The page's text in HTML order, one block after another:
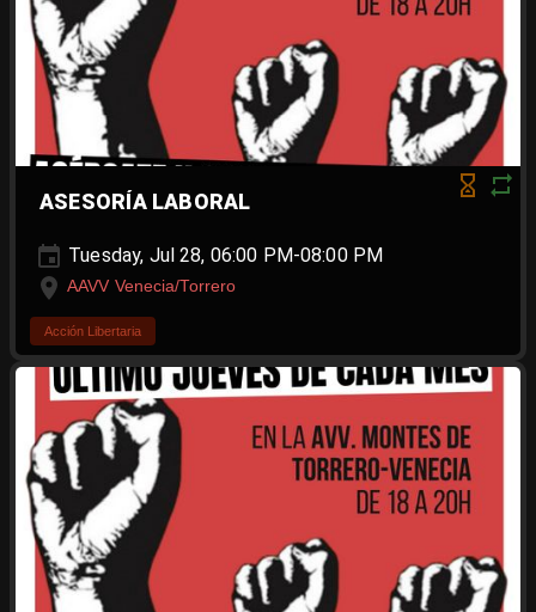
ASESORÍA LABORAL
Tuesday, Jul 28, 06:00 PM-08:00 PM
AAVV Venecia/Torrero
Acción Libertaria